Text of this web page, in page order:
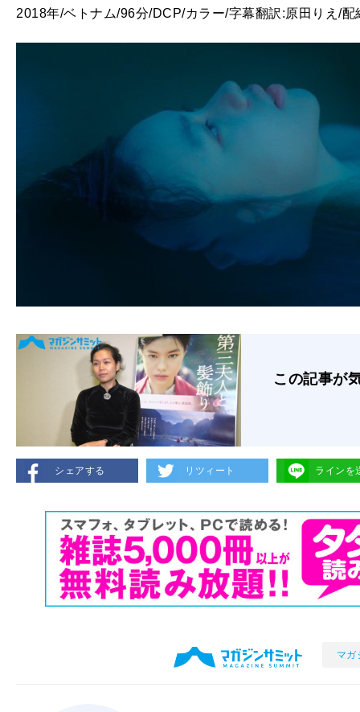
2018年/ベトナム/96分/DCP/カラー/字幕翻訳:原田りえ/
この記事が
シェアする リツィート ラインを
マガ